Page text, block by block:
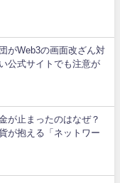
がWeb3の画面改ざん対
公式サイトでも注意が
が止まったのはなぜ？
が抱える「ネットワー